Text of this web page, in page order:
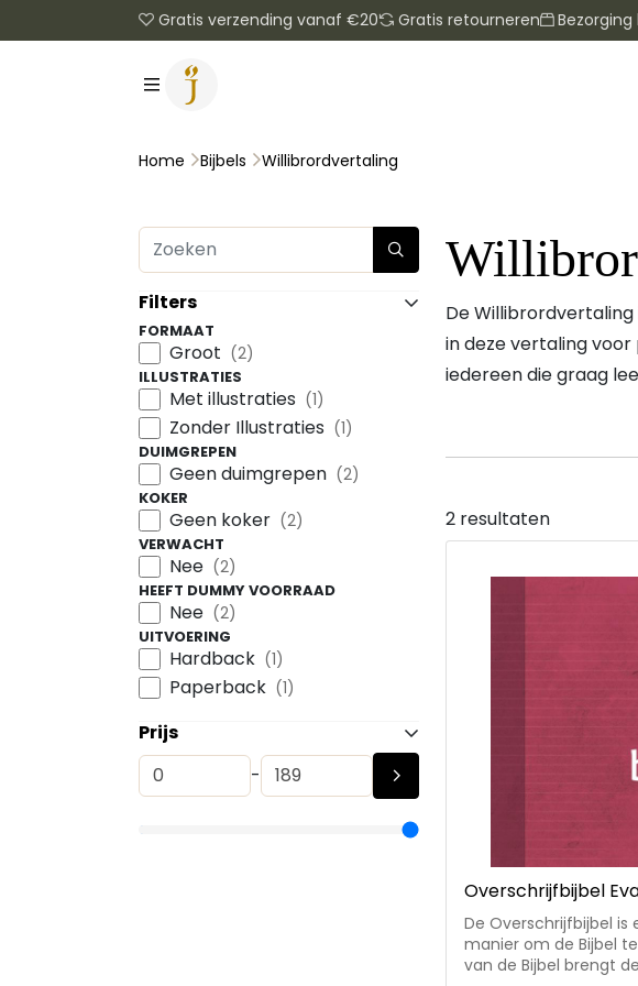
Gratis verzending vanaf €20 Gratis retourneren Bezorging
Home Bijbels Willibrordvertaling
Filters
FORMAAT
Groot (2)
ILLUSTRATIES
Met illustraties (1)
Zonder Illustraties (1)
DUIMGREPEN
Geen duimgrepen (2)
KOKER
Geen koker (2)
VERWACHT
Nee (2)
HEEFT DUMMY VOORRAAD
Nee (2)
UITVOERING
Hardback (1)
Paperback (1)
Prijs
-
De Willibrordvertaling
in deze vertaling
iedereen die graag
2 resultaten
Overschrijfbijbel
De Overschrijfbijbel
manier om de Bijbel
van de Bijbel brengt